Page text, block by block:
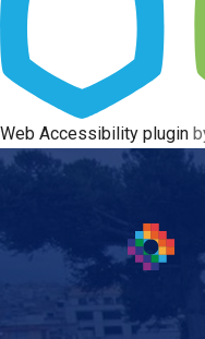
Web Accessibility plugin